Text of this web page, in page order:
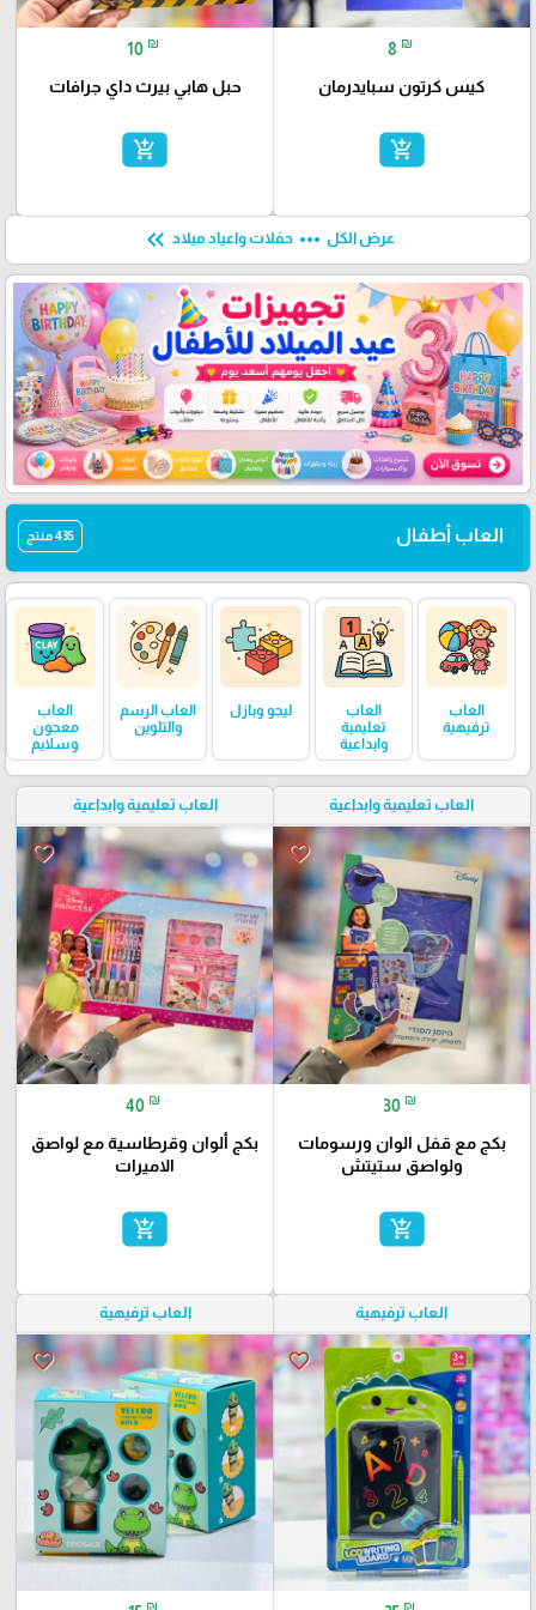
8 ₪
كيس كرتون سبايدرمان
add_shopping_cart
10 ₪
حبل هابي بيرث داي جرافات
add_shopping_cart
عرض الكل more_horiz حفلات واعياد ميلاد keyboard_double_arrow_left
العاب أطفال 435 منتج
العاب
ترفيهية
العاب
تعليمية
وابداعية
ليجو وبازل
العاب الرسم
والتلوين
العاب
معجون
وسلايم
العاب تعليمية وابداعية
favorite_border
30 ₪
بكج مع قفل الوان ورسومات
ولواصق ستيتش
add_shopping_cart
العاب تعليمية وابداعية
favorite_border
40 ₪
بكج ألوان وقرطاسية مع لواصق
الاميرات
add_shopping_cart
العاب ترفيهية
favorite_border
₪
العاب ترفيهية
favorite_border
₪